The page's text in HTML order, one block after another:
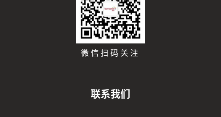
微信扫码关注
联系我们